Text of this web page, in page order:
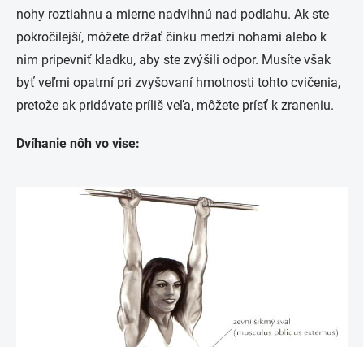
nohy roztiahnu a mierne nadvihnú nad podlahu. Ak ste
pokročilejší, môžete držať činku medzi nohami alebo k
nim pripevniť kladku, aby ste zvýšili odpor. Musíte však
byť veľmi opatrní pri zvyšovaní hmotnosti tohto cvičenia,
pretože ak pridávate príliš veľa, môžete prísť k zraneniu.
Dvíhanie nôh vo vise: